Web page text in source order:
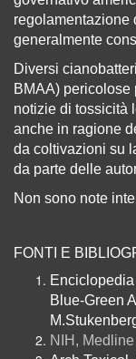
regolamentazione
generalmente
Diversi
BMAA) pericolose
notizie di tossicità
anche in ragione
da coltivazioni su
da parte delle
Non sono note
FONTI E
Blue-Green
NIH,